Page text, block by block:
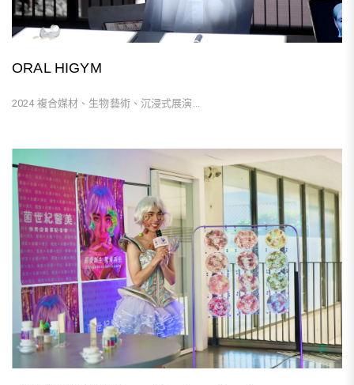
ORAL HIGYM
2024 複合媒材、生物藝術、沉浸式展演...